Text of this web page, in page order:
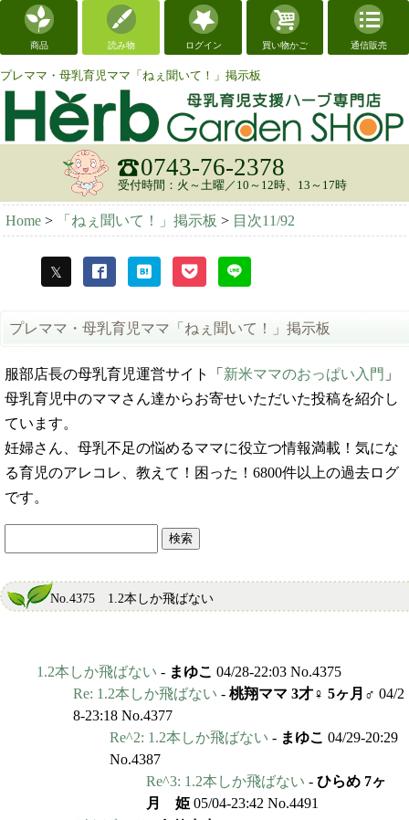
商品 読み物 ログイン 買い物かご 通信販売
プレママ・母乳育児ママ「ねぇ聞いて！」掲示板
0743-76-2378
受付時間：火～土曜／10～12時、13～17時
Home > 「ねぇ聞いて！」掲示板 > 目次11/92
プレママ・母乳育児ママ「ねぇ聞いて！」掲示板
服部店長の母乳育児運営サイト「 新米ママのおっぱい入門 」
母乳育児中のママさん達からお寄せいただいた投稿を紹介し
ています。
妊婦さん、母乳不足の悩めるママに役立つ情報満載！気にな
る育児のアレコレ、教えて！困った！6800件以上の過去ログ
です。
No.4375 1.2本しか飛ばない
1.2本しか飛ばない - まゆこ 04/28-22:03 No.4375
Re: 1.2本しか飛ばない - 桃翔ママ 3才♀ 5ヶ月♂ 04/2
8-23:18 No.4377
Re^2: 1.2本しか飛ばない - まゆこ 04/29-20:29
No.4387
Re^3: 1.2本しか飛ばない - ひらめ 7ヶ
月 姫 05/04-23:42 No.4491